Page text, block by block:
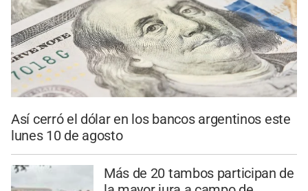
Así cerró el dólar en los bancos argentinos este
lunes 10 de agosto
Más de 20 tambos participan de